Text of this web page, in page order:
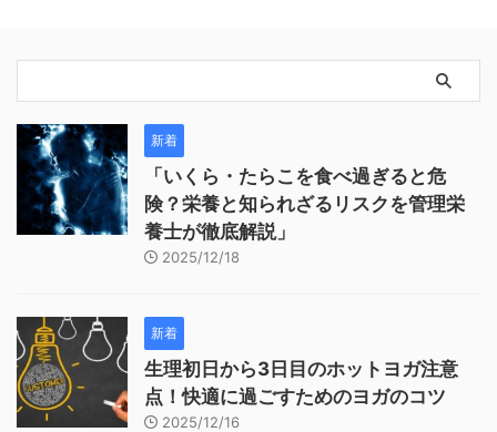
新着
「いくら・たらこを食べ過ぎると危
険？栄養と知られざるリスクを管理栄
養士が徹底解説」
2025/12/18
新着
生理初日から3日目のホットヨガ注意
点！快適に過ごすためのヨガのコツ
2025/12/16